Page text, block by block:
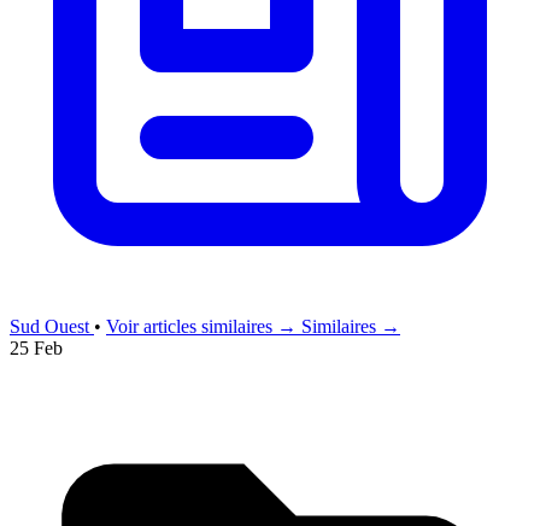
Sud Ouest • Voir articles similaires → Similaires →
25 Feb